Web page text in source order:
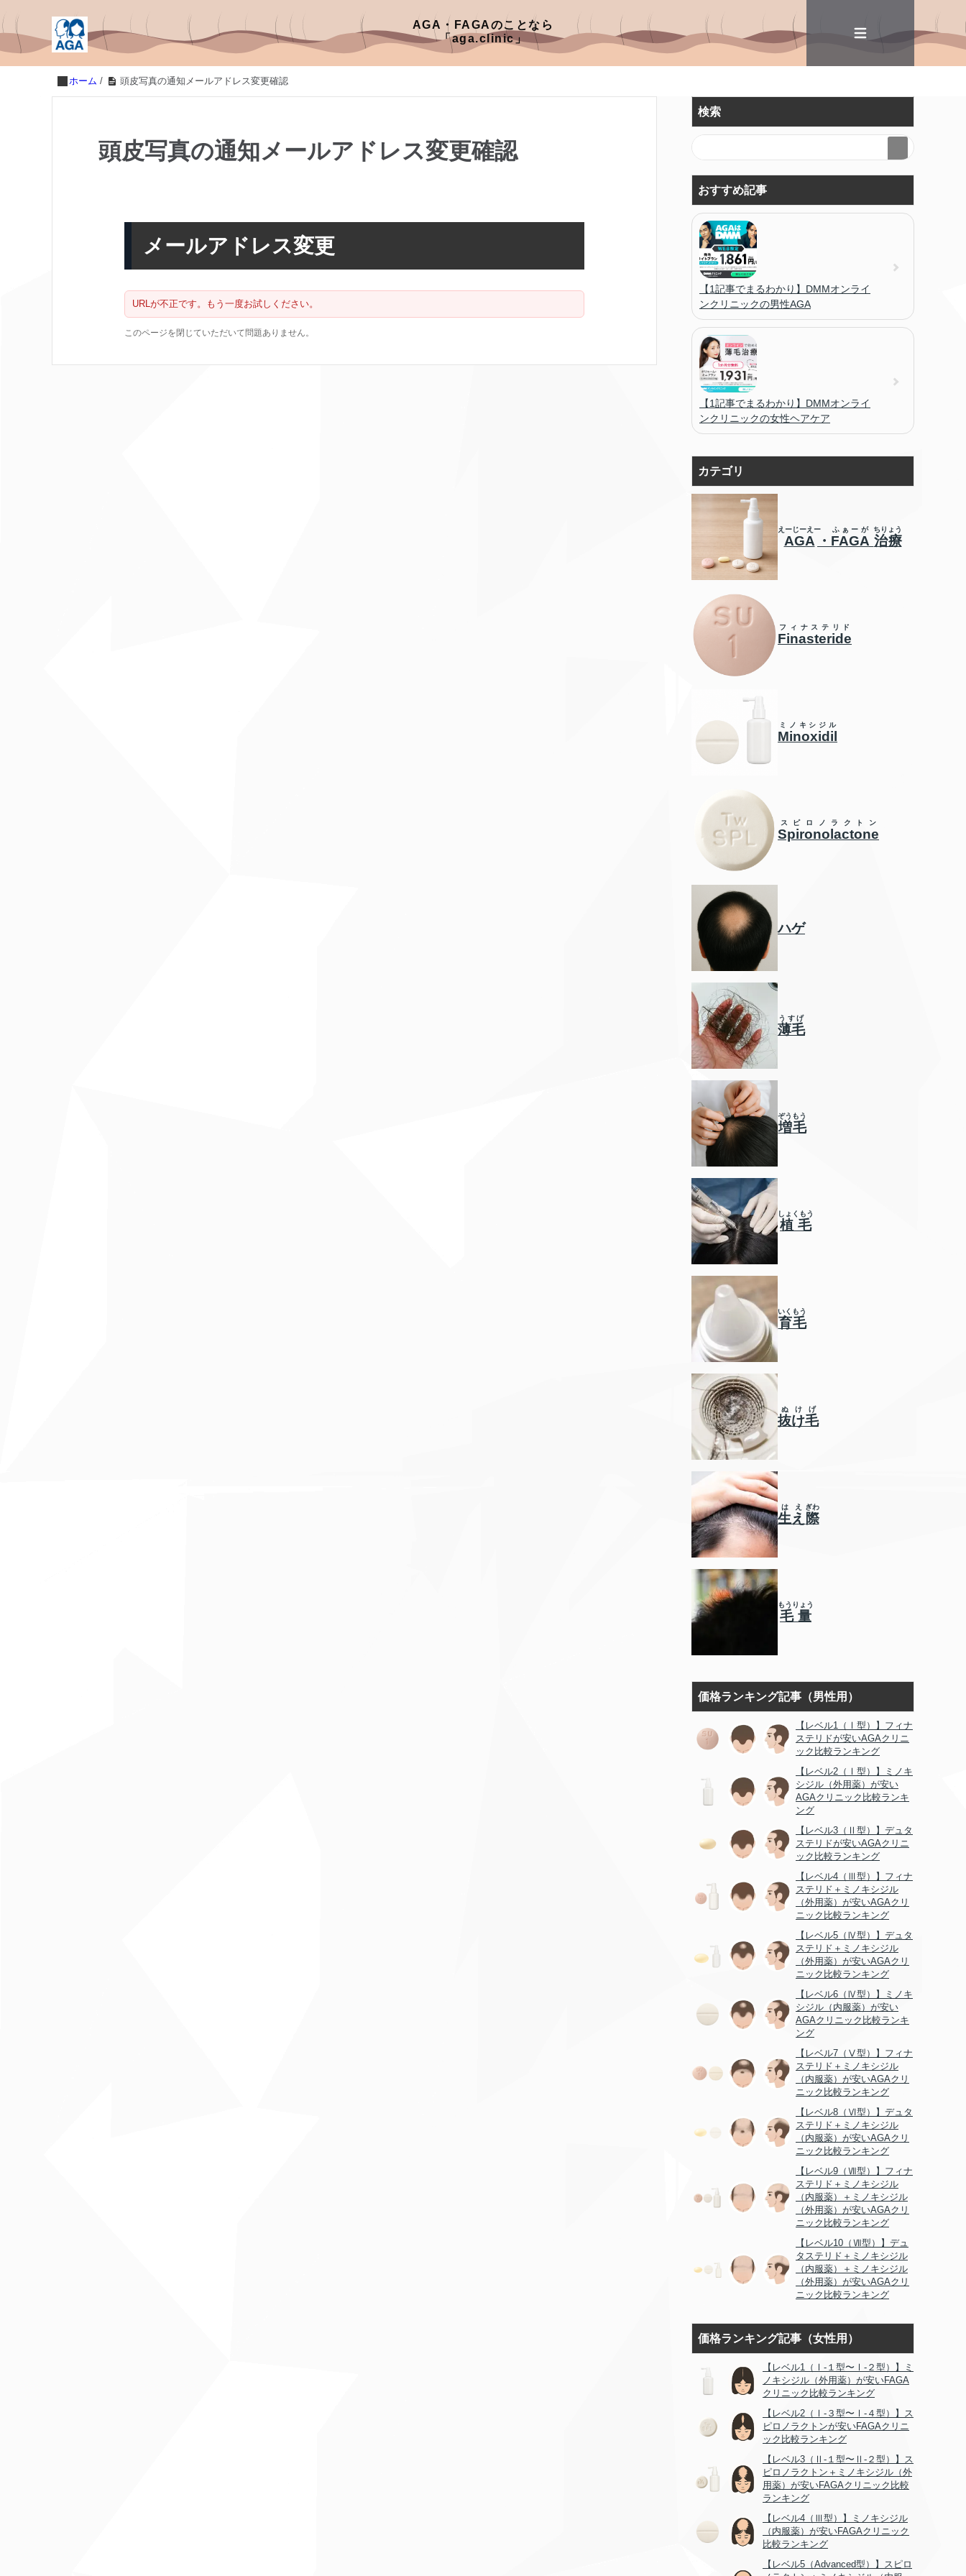
AGA・FAGAのことなら
「aga.clinic」
ホーム / 頭皮写真の通知メールアドレス変更確認
頭皮写真の通知メールアドレス変更確認
メールアドレス変更
URLが不正です。もう一度お試しください。
このページを閉じていただいて問題ありません。
検索
おすすめ記事
【1記事でまるわかり】DMMオンライ
ンクリニックの男性AGA
【1記事でまるわかり】DMMオンライ
ンクリニックの女性ヘアケア
カテゴリ
AGA
えーじーえー
・ FAGA
ふぁーが
治療
ちりょう
Finasteride
フィナステリド
Minoxidil
ミノキシジル
Spironolactone
スピロノラクトン
ハゲ
薄毛
うすげ
増毛
ぞうもう
植毛
しょくもう
育毛
いくもう
抜け毛
ぬけげ
生
は
え
え
際
ぎわ
毛量
もうりょう
価格ランキング記事（男性用）
【レベル1（Ⅰ型）】フィナ
ステリドが安いAGAクリニ
ック比較ランキング
【レベル2（Ⅰ型）】ミノキ
シジル（外用薬）が安い
AGAクリニック比較ランキ
ング
【レベル3（Ⅱ型）】デュタ
ステリドが安いAGAクリニ
ック比較ランキング
【レベル4（Ⅲ型）】フィナ
ステリド＋ミノキシジル
（外用薬）が安いAGAクリ
ニック比較ランキング
【レベル5（Ⅳ型）】デュタ
ステリド＋ミノキシジル
（外用薬）が安いAGAクリ
ニック比較ランキング
【レベル6（Ⅳ型）】ミノキ
シジル（内服薬）が安い
AGAクリニック比較ランキ
ング
【レベル7（Ⅴ型）】フィナ
ステリド＋ミノキシジル
（内服薬）が安いAGAクリ
ニック比較ランキング
【レベル8（Ⅵ型）】デュタ
ステリド＋ミノキシジル
（内服薬）が安いAGAクリ
ニック比較ランキング
【レベル9（Ⅶ型）】フィナ
ステリド＋ミノキシジル
（内服薬）＋ミノキシジル
（外用薬）が安いAGAクリ
ニック比較ランキング
【レベル10（Ⅶ型）】デュ
タステリド＋ミノキシジル
（内服薬）＋ミノキシジル
（外用薬）が安いAGAクリ
ニック比較ランキング
価格ランキング記事（女性用）
【レベル1（Ⅰ-１型〜Ⅰ-２型）】ミ
ノキシジル（外用薬）が安いFAGA
クリニック比較ランキング
【レベル2（Ⅰ-３型〜Ⅰ-４型）】ス
ピロノラクトンが安いFAGAクリニ
ック比較ランキング
【レベル3（Ⅱ-１型〜Ⅱ-２型）】ス
ピロノラクトン＋ミノキシジル（外
用薬）が安いFAGAクリニック比較
ランキング
【レベル4（Ⅲ型）】ミノキシジル
（内服薬）が安いFAGAクリニック
比較ランキング
【レベル5（Advanced型）】スピロ